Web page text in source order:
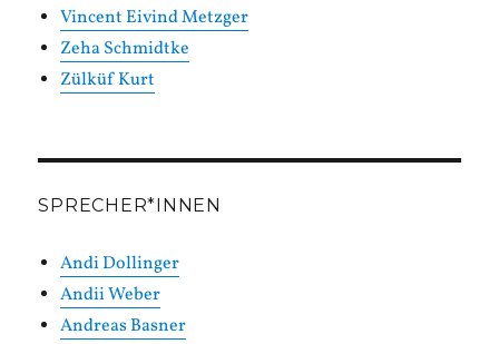
Vincent Eivind Metzger
Zeha Schmidtke
Zülküf Kurt
SPRECHER*INNEN
Andi Dollinger
Andii Weber
Andreas Basner